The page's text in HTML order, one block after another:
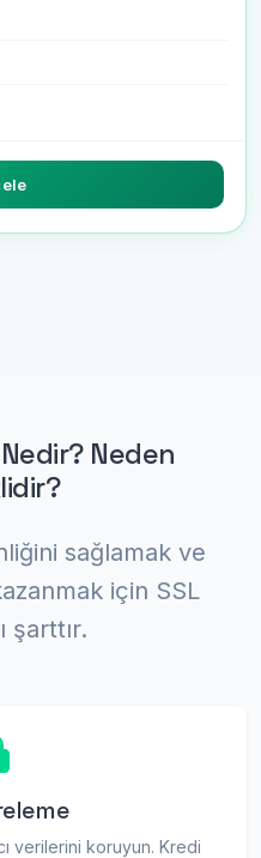
Neden
sağlamak ve
için SSL
şarttır.
verilerini koruyun. Kredi